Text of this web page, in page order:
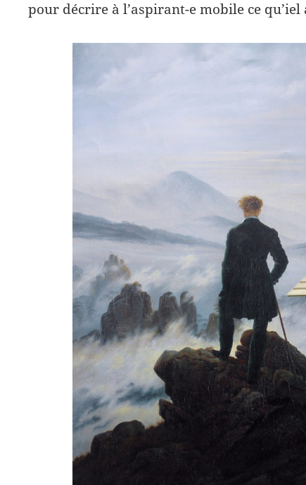
pour décrire à l’aspirant-e mobile ce qu’iel